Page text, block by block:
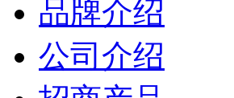
品牌介绍
公司介绍